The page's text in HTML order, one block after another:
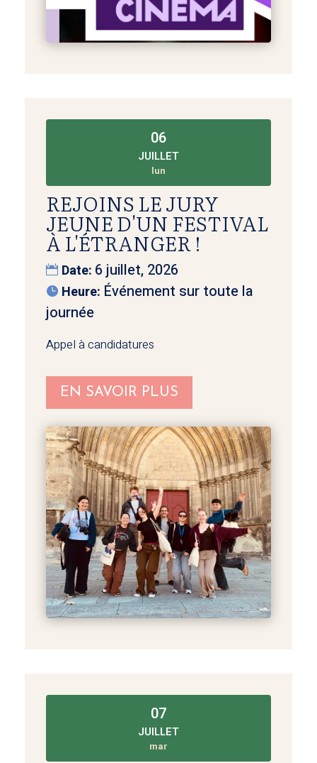
06
JUILLET
lun
REJOINS LE JURY
JEUNE D'UN FESTIVAL
À L'ÉTRANGER !
Date: 6 juillet, 2026
Heure: Événement sur toute la
journée
Appel à candidatures
EN SAVOIR PLUS
07
JUILLET
mar